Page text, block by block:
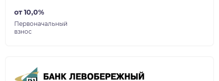
от 10,0%
Первоначальный
взнос